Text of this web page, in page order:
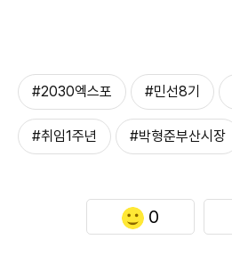
#2030엑스포 #민선8기
#취임1주년 #박형준부산시장
0